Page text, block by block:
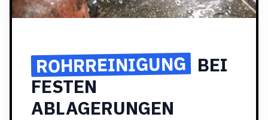
ROHRREINIGUNG BEI
FESTEN
ABLAGERUNGEN